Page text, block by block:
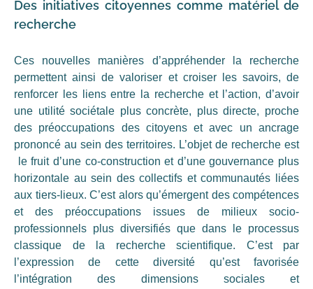
Des initiatives citoyennes comme matériel de
recherche
Ces nouvelles manières d’appréhender la recherche
permettent ainsi de valoriser et croiser les savoirs, de
renforcer les liens entre la recherche et l’action, d’avoir
une utilité sociétale plus concrète, plus directe, proche
des préoccupations des citoyens et avec un ancrage
prononcé au sein des territoires. L’objet de recherche est
le fruit d’une co-construction et d’une gouvernance plus
horizontale au sein des collectifs et communautés liées
aux tiers-lieux. C’est alors qu’émergent des compétences
et des préoccupations issues de milieux socio-
professionnels plus diversifiés que dans le processus
classique de la recherche scientifique. C’est par
l’expression de cette diversité qu’est favorisée
l’intégration des dimensions sociales et